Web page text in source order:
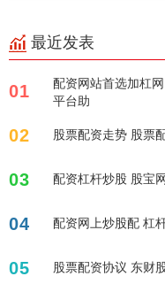
最近发表
01
配资网站首选加杠
平台助
02 股票配资走势 股票
03 配资杠杆炒股 股宝
04 配资网上炒股配 杠
05 股票配资协议 东财